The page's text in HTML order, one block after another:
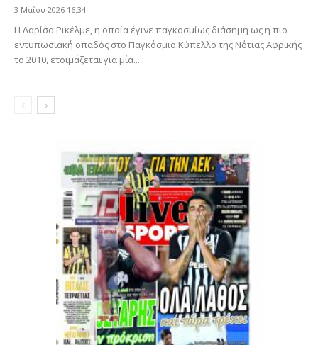
3 Μαΐου 2026 16:34
Η Λαρίσα Ρικέλμε, η οποία έγινε παγκοσμίως διάσημη ως η πιο
εντυπωσιακή οπαδός στο Παγκόσμιο Κύπελλο της Νότιας Αφρικής
το 2010, ετοιμάζεται για μία...